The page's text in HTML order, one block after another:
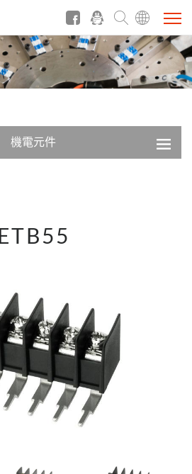
機電元件
ETB55